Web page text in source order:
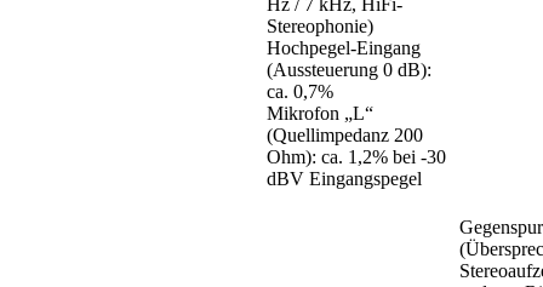
Stereophonie)
Hochpegel-Eingang
(Aussteuerung 0 dB):
ca. 0,7%
Mikrofon „L“
(Quellimpedanz 200
Ohm): ca. 1,2% bei -30
dBV Eingangspegel